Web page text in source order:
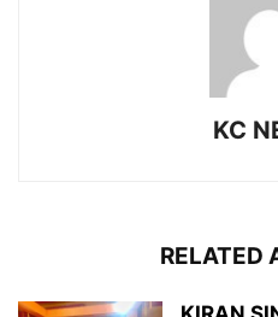
KC
RELATED